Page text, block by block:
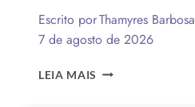
Escrito porThamyres Barbosa
7 de agosto de 2026
LEIA MAIS QUAL